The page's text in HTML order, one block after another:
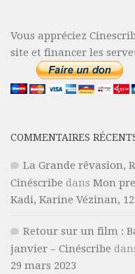
Vous appréciez
site et financer les
COMMENTAIRES
La Grande rêvasion,
Cinéscribe dans Mon
Kadi, Karine Vézinan,
Retour sur un film :
janvier – Cinéscribe
29 mars 2023